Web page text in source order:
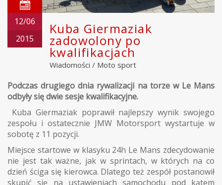
12/06
2015
Kuba Giermaziak
zadowolony po
kwalifikacjach
Wiadomości / Moto sport
Podczas drugiego dnia rywalizacji na torze w Le Mans
odbyły się dwie sesje kwalifikacyjne.
Kuba Giermaziak poprawił najlepszy wynik swojego
zespołu i ostatecznie JMW Motorsport wystartuje w
sobotę z 11 pozycji.
Miejsce startowe w klasyku 24h Le Mans zdecydowanie
nie jest tak ważne, jak w sprintach, w których na co
dzień ściga się kierowca. Dlatego też zespół postanowił
skupić się na ustawieniach samochodu pod kątem